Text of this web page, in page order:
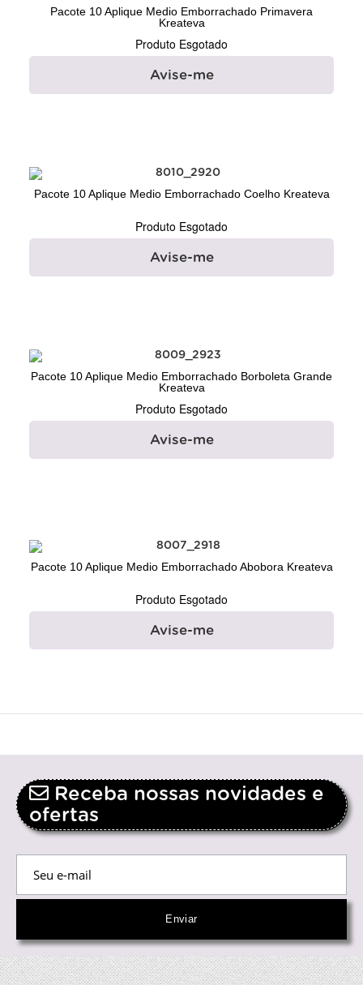
Pacote 10 Aplique Medio Emborrachado Primavera
Kreateva
Produto Esgotado
Avise-me
Pacote 10 Aplique Medio Emborrachado Coelho Kreateva
Produto Esgotado
Avise-me
Pacote 10 Aplique Medio Emborrachado Borboleta Grande
Kreateva
Produto Esgotado
Avise-me
Pacote 10 Aplique Medio Emborrachado Abobora Kreateva
Produto Esgotado
Avise-me
Receba nossas novidades e
ofertas